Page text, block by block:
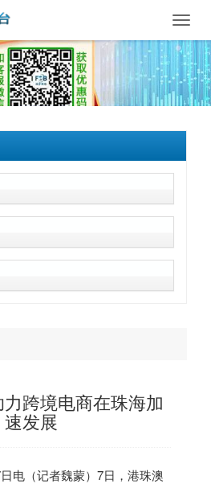
跨境电商在珠海加
速发展
（记者魏蒙）7日，港珠澳